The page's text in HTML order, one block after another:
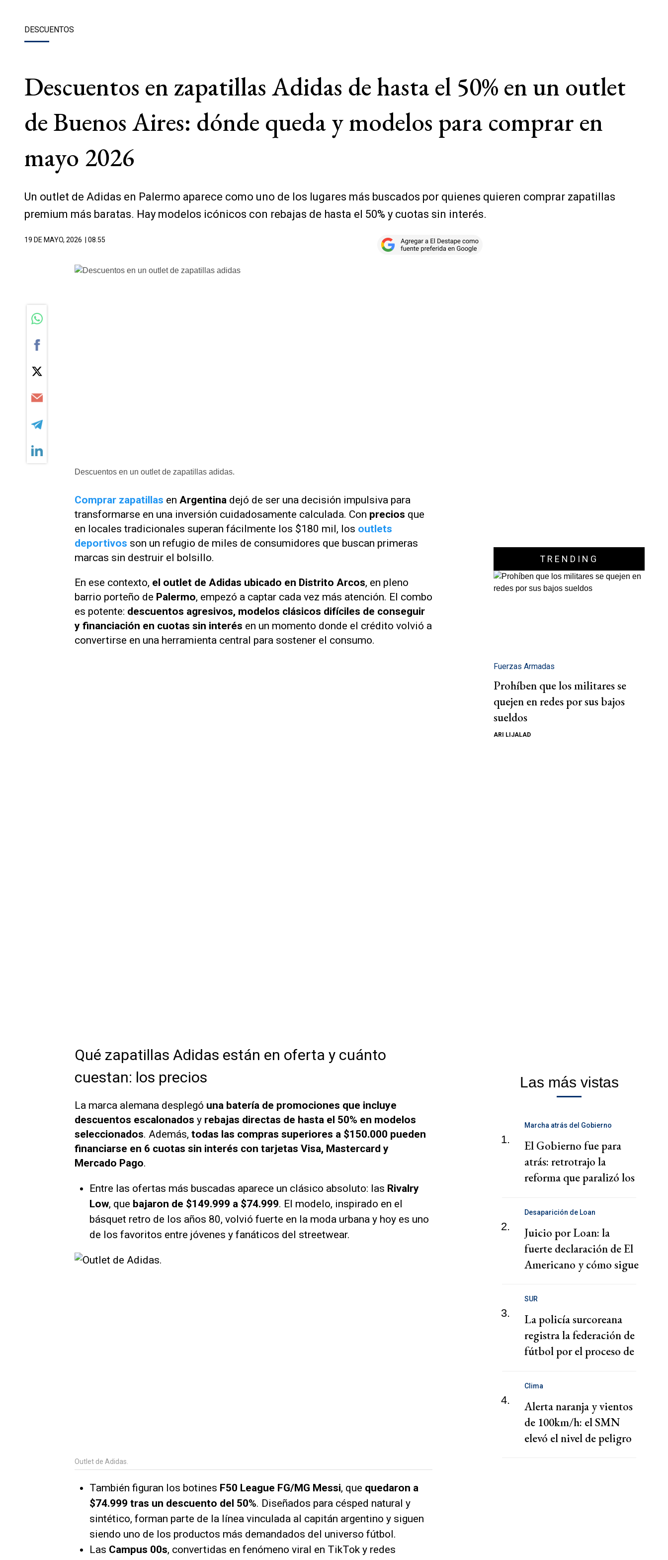
DESCUENTOS
Descuentos en zapatillas Adidas de hasta el 50% en un outlet
de Buenos Aires: dónde queda y modelos para comprar en
mayo 2026
Un outlet de Adidas en Palermo aparece como uno de los lugares más buscados por quienes quieren comprar zapatillas
premium más baratas. Hay modelos icónicos con rebajas de hasta el 50% y cuotas sin interés.
19 DE MAYO, 2026 | 08.55
Descuentos en un outlet de zapatillas adidas.
Comprar zapatillas en Argentina dejó de ser una decisión impulsiva para
transformarse en una inversión cuidadosamente calculada. Con precios que
en locales tradicionales superan fácilmente los $180 mil, los outlets
deportivos son un refugio de miles de consumidores que buscan primeras
marcas sin destruir el bolsillo.
En ese contexto, el outlet de Adidas ubicado en Distrito Arcos, en pleno
barrio porteño de Palermo, empezó a captar cada vez más atención. El combo
es potente: descuentos agresivos, modelos clásicos difíciles de conseguir
y financiación en cuotas sin interés en un momento donde el crédito volvió a
convertirse en una herramienta central para sostener el consumo.
Qué zapatillas Adidas están en oferta y cuánto
cuestan: los precios
La marca alemana desplegó una batería de promociones que incluye
descuentos escalonados y rebajas directas de hasta el 50% en modelos
seleccionados. Además, todas las compras superiores a $150.000 pueden
financiarse en 6 cuotas sin interés con tarjetas Visa, Mastercard y
Mercado Pago.
Entre las ofertas más buscadas aparece un clásico absoluto: las Rivalry
Low, que bajaron de $149.999 a $74.999. El modelo, inspirado en el
básquet retro de los años 80, volvió fuerte en la moda urbana y hoy es uno
de los favoritos entre jóvenes y fanáticos del streetwear.
Outlet de Adidas.
También figuran los botines F50 League FG/MG Messi, que quedaron a
$74.999 tras un descuento del 50%. Diseñados para césped natural y
sintético, forman parte de la línea vinculada al capitán argentino y siguen
siendo uno de los productos más demandados del universo fútbol.
Las Campus 00s, convertidas en fenómeno viral en TikTok y redes
TRENDING
Fuerzas Armadas
Prohíben que los militares se
quejen en redes por sus bajos
sueldos
ARI LIJALAD
Las más vistas
1.
Marcha atrás del Gobierno
El Gobierno fue para
atrás: retrotrajo la
reforma que paralizó los
2.
Desaparición de Loan
Juicio por Loan: la
fuerte declaración de El
Americano y cómo sigue
3.
SUR
La policía surcoreana
registra la federación de
fútbol por el proceso de
4.
Clima
Alerta naranja y vientos
de 100km/h: el SMN
elevó el nivel de peligro